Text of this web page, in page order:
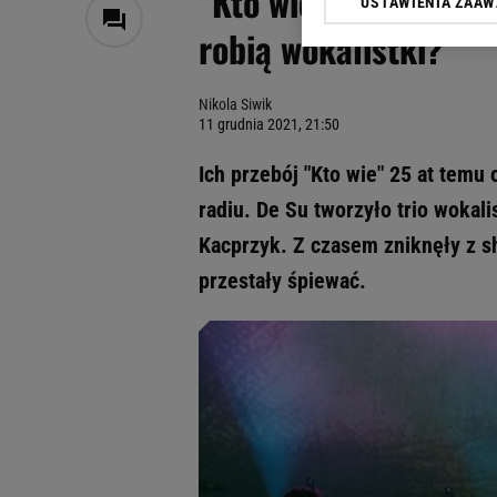
robią wokalistki?
Nikola Siwik
11 grudnia 2021, 21:50
Ich przebój "Kto wie" 25 at temu
radiu. De Su tworzyło trio
Kacprzyk. Z czasem zniknęły z
przestały śpiewać.
Klikając „Akceptuję”
dotyczące plików
Użycie dokładnych
Przechowywanie
badnie odbiorców i